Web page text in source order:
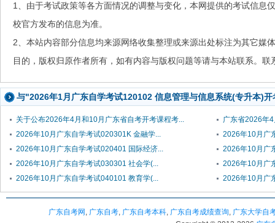
1、由于考试政策等各方面情况的调整与变化，本网提供的考试信息
校官方发布的信息为准。
2、本站内容部分信息均来源网络收集整理或来源出处标注为其它媒
目的，版权归原作者所有，如有内容与版权问题等请与本站联系。
与"2026年1月广东自学考试120102 信息管理与信息系统(专升本)
关于公布2026年4月和10月广东省自考开考课程考...
广东省2026年
2026年10月广东自学考试020301K 金融学...
2026年10月广
2026年10月广东自学考试020401 国际经济...
2026年10月广
2026年10月广东自学考试030301 社会学(...
2026年10月广
2026年10月广东自学考试040101 教育学(...
2026年10月广
广东自考网 , 广东自考, 广东自考本科, 广东自考成绩查询, 广东大学自